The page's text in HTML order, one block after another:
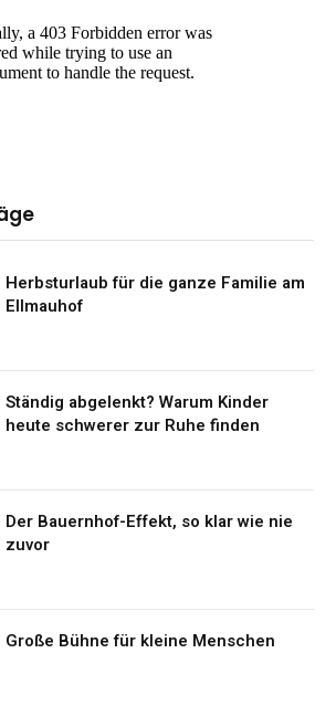
Herbsturlaub für die ganze Familie am
Ellmauhof
Ständig abgelenkt? Warum Kinder
heute schwerer zur Ruhe finden
Der Bauernhof-Effekt, so klar wie nie
zuvor
Große Bühne für kleine Menschen